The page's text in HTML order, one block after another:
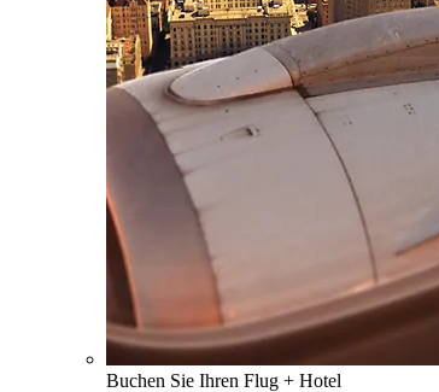
Buchen Sie Ihren Flug + Hotel